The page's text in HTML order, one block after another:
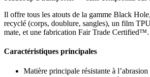
Il offre tous les atouts de la gamme Black
recyclé (corps, doublure, sangles), un film
mate, et une fabrication Fair Trade Certified™.
Caractéristiques principales
Matière principale résistante à